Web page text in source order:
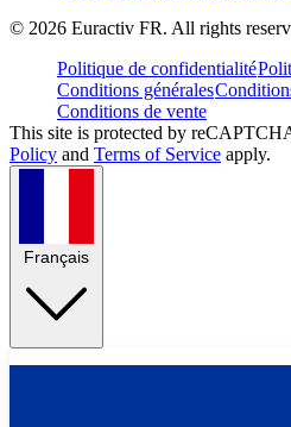
© 2026 Euractiv FR. All rights
Politique de confidentialité
Conditions générales
Conditions de vente
This site is protected by
Policy and Terms of Service apply.
Français